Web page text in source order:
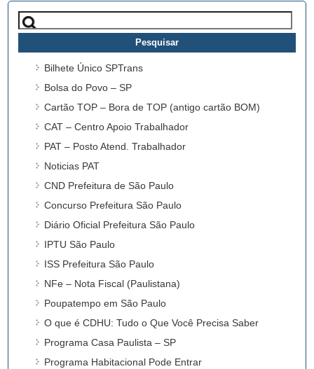
Pesquisar
por:
Bilhete Único SPTrans
Bolsa do Povo – SP
Cartão TOP – Bora de TOP (antigo cartão BOM)
CAT – Centro Apoio Trabalhador
PAT – Posto Atend. Trabalhador
Noticias PAT
CND Prefeitura de São Paulo
Concurso Prefeitura São Paulo
Diário Oficial Prefeitura São Paulo
IPTU São Paulo
ISS Prefeitura São Paulo
NFe – Nota Fiscal (Paulistana)
Poupatempo em São Paulo
O que é CDHU: Tudo o Que Você Precisa Saber
Programa Casa Paulista – SP
Programa Habitacional Pode Entrar